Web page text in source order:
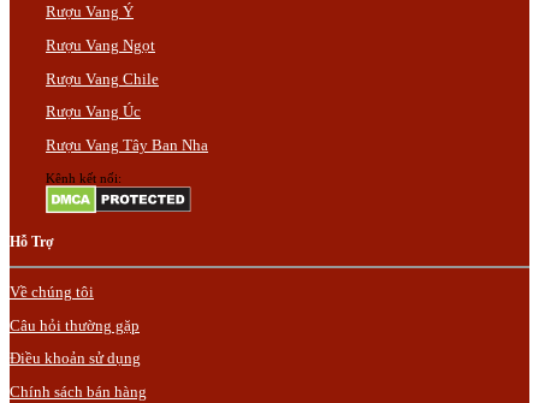
Rượu Vang Ý
Rượu Vang Ngọt
Rượu Vang Chile
Rượu Vang Úc
Rượu Vang Tây Ban Nha
Kênh kết nối:
Hỗ Trợ
Về chúng tôi
Câu hỏi thường gặp
Điều khoản sử dụng
Chính sách bán hàng